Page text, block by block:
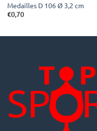
Medailles D 106 Ø 3,2 cm
€0,70